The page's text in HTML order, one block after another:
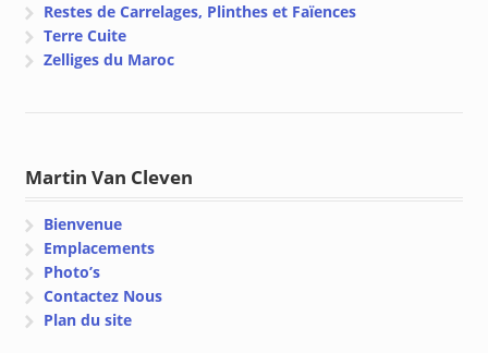
Restes de Carrelages, Plinthes et Faïences
Terre Cuite
Zelliges du Maroc
Martin Van Cleven
Bienvenue
Emplacements
Photo’s
Contactez Nous
Plan du site